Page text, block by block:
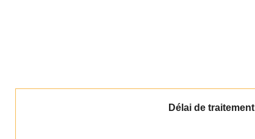
Délai de traitement